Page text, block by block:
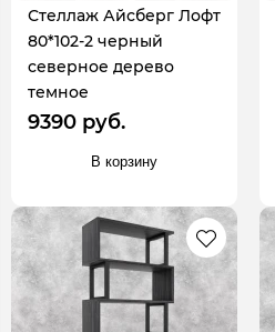
Стеллаж Айсберг Лофт
80*102-2 черный
северное дерево
темное
9390 руб.
В корзину